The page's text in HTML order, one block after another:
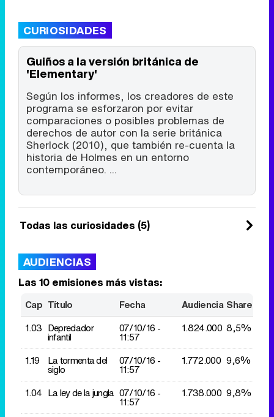
CURIOSIDADES
Guiños a la versión británica de
'Elementary'
Según los informes, los creadores de este
programa se esforzaron por evitar
comparaciones o posibles problemas de
derechos de autor con la serie británica
Sherlock (2010), que también re-cuenta la
historia de Holmes en un entorno
contemporáneo. ...
Todas las curiosidades (5)
AUDIENCIAS
Las 10 emisiones más vistas:
Cap Título Fecha Audiencia Share
1.03 Depredador
infantil
07/10/16 -
11:57
1.824.000 8,5%
1.19 La tormenta del
siglo
07/10/16 -
11:57
1.772.000 9,6%
1.04 La ley de la jungla 07/10/16 -
11:57
1.738.000 9,8%